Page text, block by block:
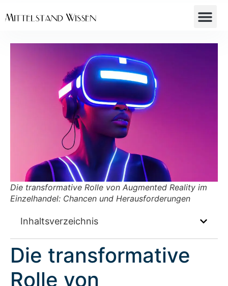
Die transformative Rolle von Augmented Reality im
Einzelhandel: Chancen und Herausforderungen
Inhaltsverzeichnis
Die transformative
Rolle von